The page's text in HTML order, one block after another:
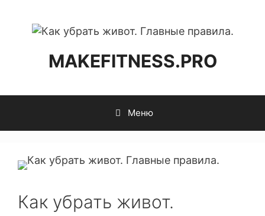
MAKEFITNESS.PRO
Меню
Как убрать живот.